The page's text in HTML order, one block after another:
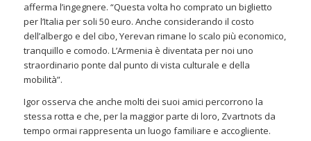
afferma l’ingegnere. “Questa volta ho comprato un biglietto
per l’Italia per soli 50 euro. Anche considerando il costo
dell’albergo e del cibo, Yerevan rimane lo scalo più economico,
tranquillo e comodo. L’Armenia è diventata per noi uno
straordinario ponte dal punto di vista culturale e della
mobilità”.
Igor osserva che anche molti dei suoi amici percorrono la
stessa rotta e che, per la maggior parte di loro, Zvartnots da
tempo ormai rappresenta un luogo familiare e accogliente.